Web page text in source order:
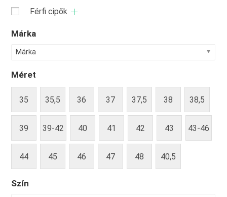
Férfi cipők
Márka
Márka
Méret
35 35,5 36 37 37,5 38 38,5
39 39-42 40 41 42 43 43-46
44 45 46 47 48 40,5
Szín